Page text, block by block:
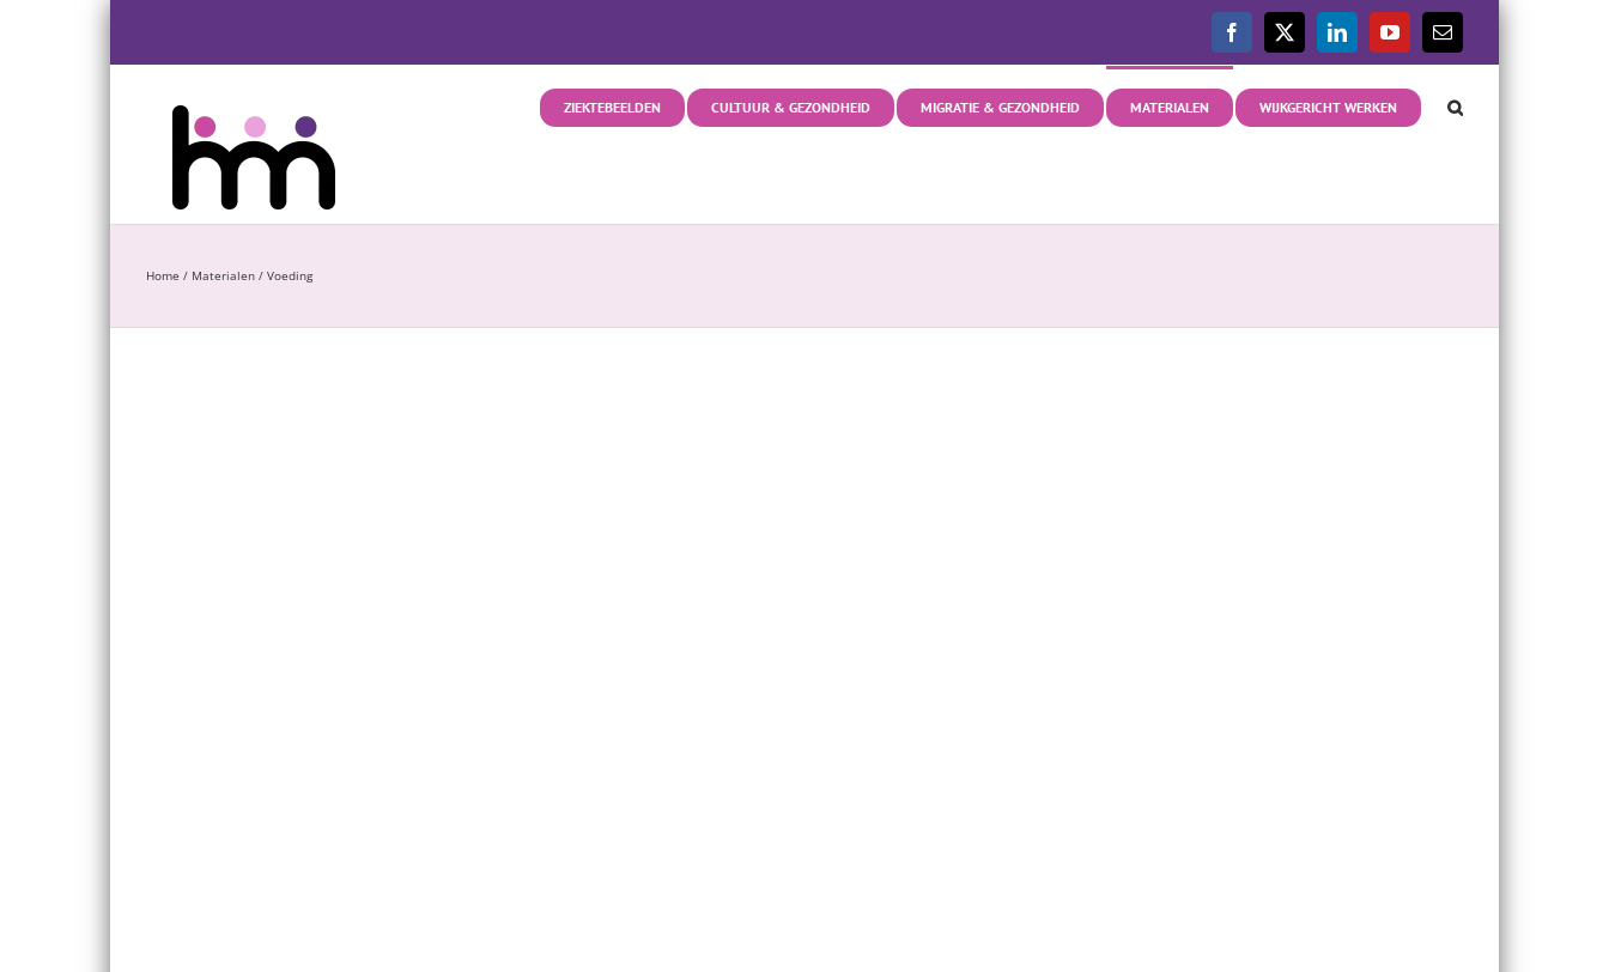
Facebook
X LinkedInYouTube
E-
mail
ZIEKTEBEELDEN CULTUUR & GEZONDHEID MIGRATIE & GEZONDHEID MATERIALEN WIJKGERICHT WERKEN
Home / Materialen / Voeding